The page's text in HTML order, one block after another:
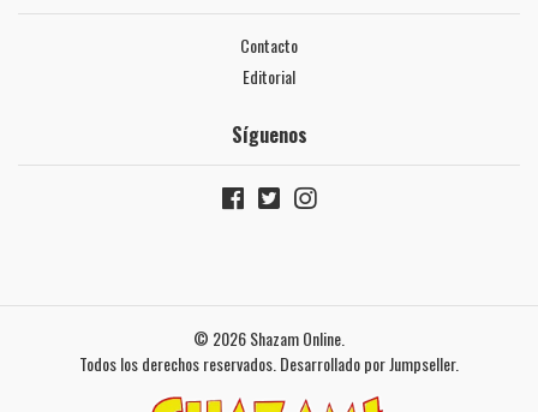
Contacto
Editorial
Síguenos
© 2026 Shazam Online.
Todos los derechos reservados.Desarrollado por Jumpseller.